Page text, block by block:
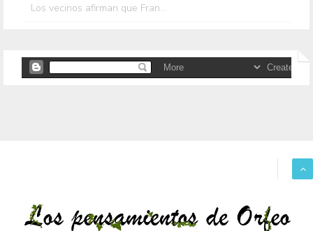
Los vecinos afirman que Fran...